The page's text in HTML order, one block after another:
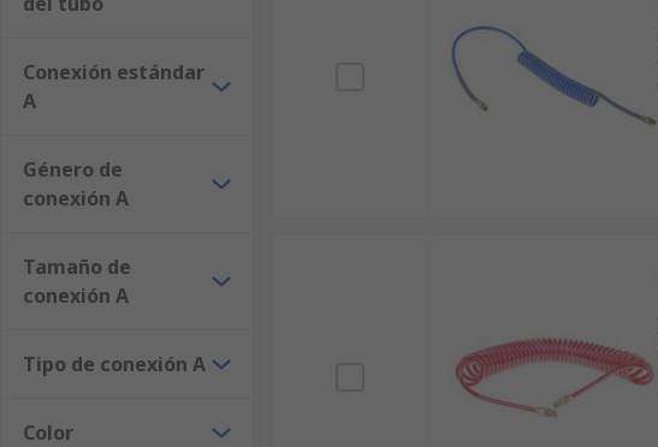
Conexión estándar
A
Género de
conexión A
Tamaño de
conexión A
Tipo de conexión A
Color